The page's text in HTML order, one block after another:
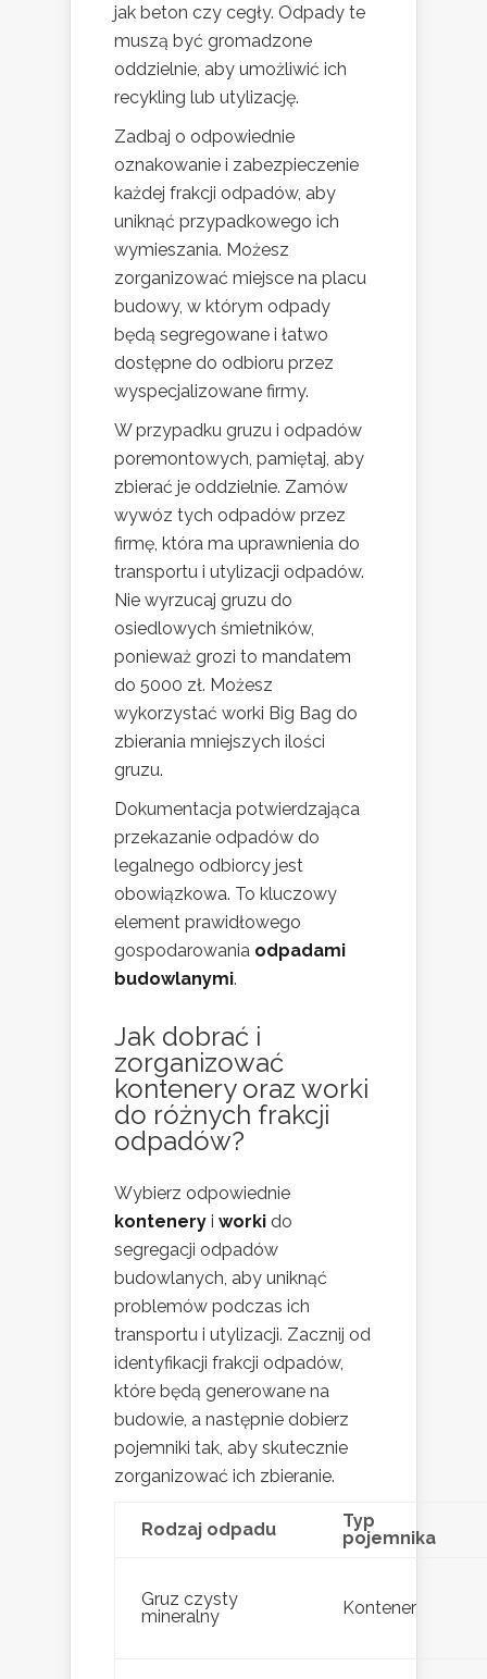
jak beton czy cegły. Odpady te
muszą być gromadzone
oddzielnie, aby umożliwić ich
recykling lub utylizację.
Zadbaj o odpowiednie
oznakowanie i zabezpieczenie
każdej frakcji odpadów, aby
uniknąć przypadkowego ich
wymieszania. Możesz
zorganizować miejsce na placu
budowy, w którym odpady
będą segregowane i łatwo
dostępne do odbioru przez
wyspecjalizowane firmy.
W przypadku gruzu i odpadów
poremontowych, pamiętaj, aby
zbierać je oddzielnie. Zamów
wywóz tych odpadów przez
firmę, która ma uprawnienia do
transportu i utylizacji odpadów.
Nie wyrzucaj gruzu do
osiedlowych śmietników,
ponieważ grozi to mandatem
do 5000 zł. Możesz
wykorzystać worki Big Bag do
zbierania mniejszych ilości
gruzu.
Dokumentacja potwierdzająca
przekazanie odpadów do
legalnego odbiorcy jest
obowiązkowa. To kluczowy
element prawidłowego
gospodarowania odpadami
budowlanymi.
Jak dobrać i
zorganizować
kontenery oraz worki
do różnych frakcji
odpadów?
Wybierz odpowiednie
kontenery i worki do
segregacji odpadów
budowlanych, aby uniknąć
problemów podczas ich
transportu i utylizacji. Zacznij od
identyfikacji frakcji odpadów,
które będą generowane na
budowie, a następnie dobierz
pojemniki tak, aby skutecznie
zorganizować ich zbieranie.
Rodzaj odpadu
Typ
pojemnika
Gruz czysty
mineralny
Kontener